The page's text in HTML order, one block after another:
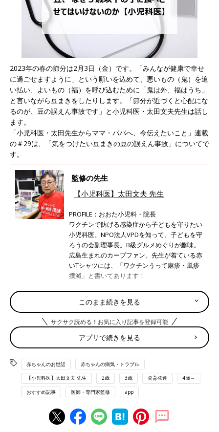
2023年の春の節分は2月3日（金）です。「みんなが健康で幸せ
に過ごせますように」という願いを込めて、悪いもの（鬼）を追
い払い、よいもの（福）を呼び込むために「鬼は外、福はうち」
と言いながら豆まきをしたりします。「節分が近づくと心配にな
るのが、豆の誤えん事故です」と小児科医・太田文夫先生は話し
ます。
「小児科医・太田先生からママ・パパへ、今伝えたいこと」連載
の＃29は、「気をつけたい豆まきの豆の誤えん事故」についてで
す。
監修の先生
【小児科医】太田文夫 先生
PROFILE：おおた小児科・院長
ワクチンで防げる感染症から子どもを守りたい
小児科医。NPO法人VPDを知って、子どもを守
ろうの会副理事長。B級グルメめぐりが趣味。
広島生まれのカープファン。先生が着ている赤
いTシャツには、「ワクチンうって麻疹・風疹
撲滅」と書いてあります！
2023年版・節分の豆まきで気道異物事故
を起こさないで！【日本外来小児科学会
リーフレット検討会より】
乳幼児が小さいものを口に入れ、気道に詰まっ
てしまうと大きな事故につながります。事故予
内の小さなものは乳幼児の手が届くところには
おかず、収納しておくことが大切です。節分の
豆まきなどの時にも細心の注意が必要です。ピ
ーナツや大豆での気道異物で命を落とすことも
あります。この情報は「外来小児科学会 リー
フレット検討会」の小児科の先生方がママ・パ
パに伝えたい内容を「たまひよ」と一緒にまと
めたものです。
2021年の消費者庁の呼びかけでは、「5歳以下の子どもに
はかたい豆を食べさせない」
日本外来小児科学会リーフレット検討会では「節分の豆まきで気
道異物事故を起こさないで！」という情報を構成し、たまひよ
このまま続きを見る
サクサク読める！お気に入り記事を登録可能
アプリで続きを見る
赤ちゃんのお世話 赤ちゃんの病気・トラブル
【小児科医】太田文夫 先生 2歳 3歳 発育発達 4歳～
おすすめ記事 医師・専門家監修 app